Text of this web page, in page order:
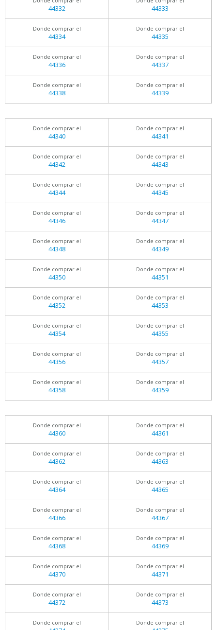
44332 44333
Donde comprar el
44334
Donde comprar el
44335
Donde comprar el
44336
Donde comprar el
44337
Donde comprar el
44338
Donde comprar el
44339
Donde comprar el
44340
Donde comprar el
44341
Donde comprar el
44342
Donde comprar el
44343
Donde comprar el
44344
Donde comprar el
44345
Donde comprar el
44346
Donde comprar el
44347
Donde comprar el
44348
Donde comprar el
44349
Donde comprar el
44350
Donde comprar el
44351
Donde comprar el
44352
Donde comprar el
44353
Donde comprar el
44354
Donde comprar el
44355
Donde comprar el
44356
Donde comprar el
44357
Donde comprar el
44358
Donde comprar el
44359
Donde comprar el
44360
Donde comprar el
44361
Donde comprar el
44362
Donde comprar el
44363
Donde comprar el
44364
Donde comprar el
44365
Donde comprar el
44366
Donde comprar el
44367
Donde comprar el
44368
Donde comprar el
44369
Donde comprar el
44370
Donde comprar el
44371
Donde comprar el
44372
Donde comprar el
44373
Donde comprar el Donde comprar el